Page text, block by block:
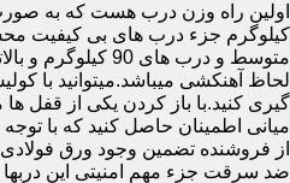
متوسط و درب های 90
لحاظ آهنکشی میباشد.میتوانید با
گیری کنید.با باز کردن یکی از قفل ها
میانی اطمینان حاصل کنید که با
از فروشنده تضمین وجود ورق فولادی
ضد سرقت جزء مهم امنیتی این